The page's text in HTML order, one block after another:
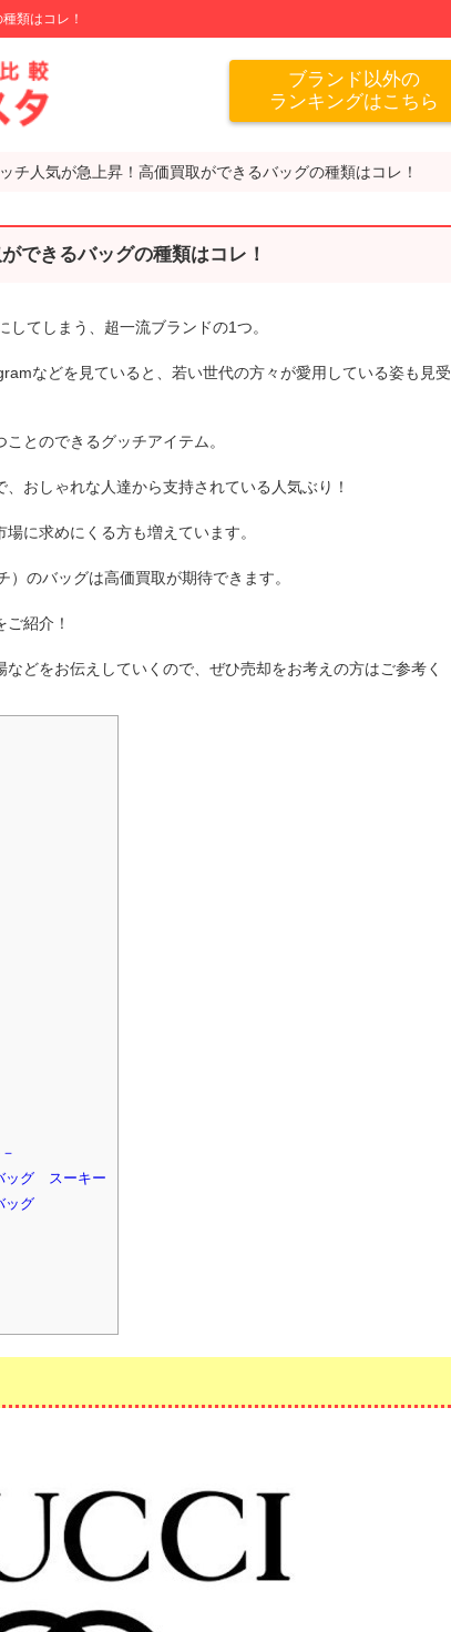
類はコレ！
ブランド以外の
ランキングはこちら
チ人気が急上昇！高価買取ができるバッグの種類はコレ！
できるバッグの種類はコレ！
てしまう、超一流ブランドの1つ。
などを見ていると、若い世代の方々が愛用している姿も見受
とのできるグッチアイテム。
おしゃれな人達から支持されている人気ぶり！
に求めにくる方も増えています。
のバッグは高価買取が期待できます。
紹介！
どをお伝えしていくので、ぜひ売却をお考えの方はご参考く
ッグ スーキー
ッグ